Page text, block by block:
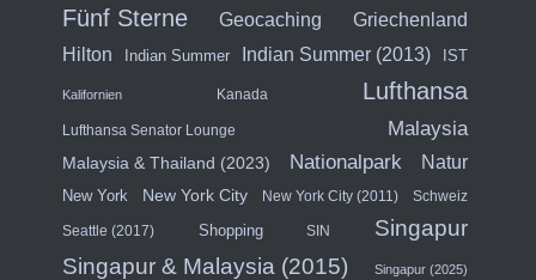
Fünf Sterne Geocaching Griechenland
Hilton Indian Summer Indian Summer (2013) IST
Kalifornien Kanada Lufthansa
Lufthansa Senator Lounge Malaysia
Malaysia & Thailand (2023) Nationalpark Natur
New York New York City New York City (2011) Schweiz
Seattle (2017) Shopping SIN
Singapur
Singapur & Malaysia (2015)
Singapur (2025)